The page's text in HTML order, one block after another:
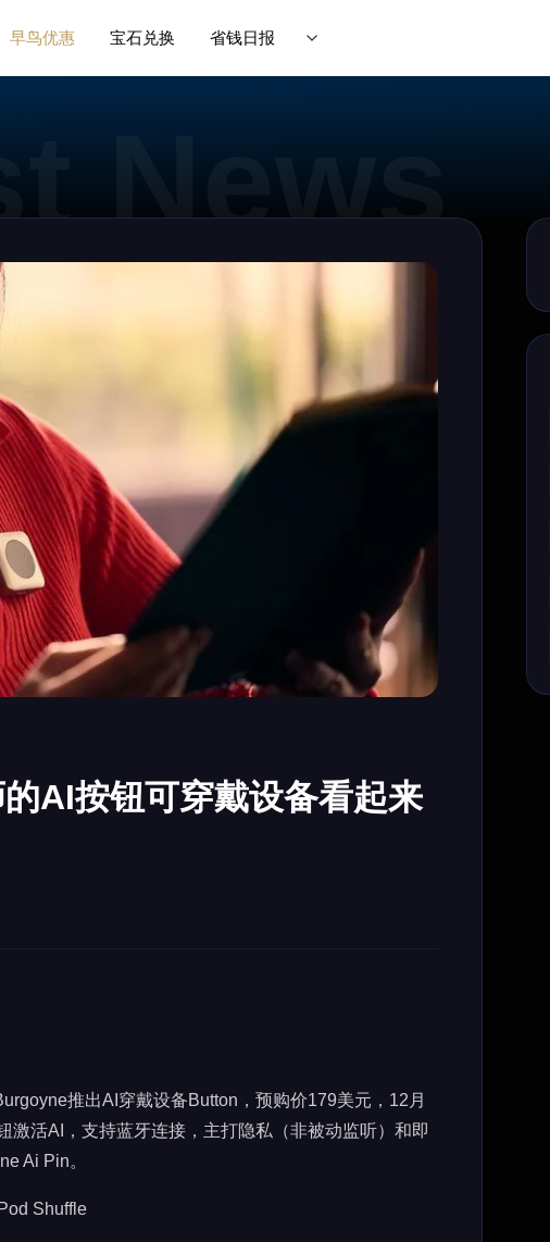
早鸟优惠 宝石兑换 省钱日报
AI按钮可穿戴设备看起来
推出AI穿戴设备Button，预购价179美元，12月
激活AI，支持蓝牙连接，主打隐私（非被动监听）和即
Ai Pin。
Shuffle